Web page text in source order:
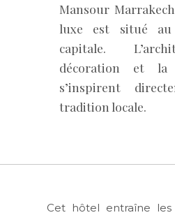
Mansour
luxe est situé
capitale.
décoration et la
s’inspirent
tradition locale.
Cet hôtel entraîne les